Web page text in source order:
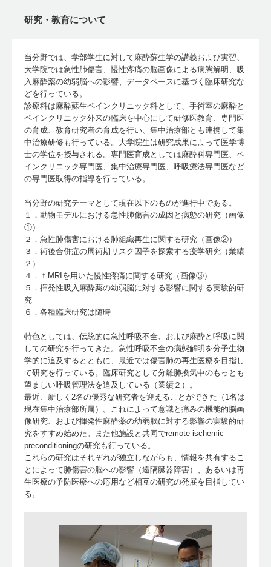
研究・教育について
当分野では、学部学生に対して麻酔蘇生学の講義および実習、
大学院では急性肺傷害、慢性疼痛の脳画像による病態解明、吸
入麻酔薬の幼弱脳への影響、データベースに基づく臨床研究な
どを行っている。
診療科は麻酔蘇生ペインクリニック科として、手術室の麻酔と
ペインクリニック外来の臨床を中心にして研修医教育、専門医
の育成、教育研究者の育成を行い、集中治療部とも連携して集
中治療研修も行っている。大学院生は研究成果によって医学博
士の学位を授与される。専門医育成としては麻酔科専門医、ペ
インクリニック専門医、集中治療専門医、呼吸療法専門医など
の専門医取得の指導を行っている。
当分野の研究テーマとして現在以下のものが進行中である。
１．動物モデルにおける急性肺傷害の成因と病態の研究（画像
①）
２．急性肺傷害における肺組織再生に関する研究（画像②）
３．術後合併症の周術期リスク因子を探索する疫学研究（業績
２）
４．ｆMRIを用いた慢性疼痛に関する研究（画像③）
５．揮発性吸入麻酔薬の幼弱脳に対する影響に関する実験的研
究
６．各種臨床研究は随時
特色としては、伝統的に急性呼吸不全、および麻酔と呼吸に関
しての研究を行ってきた。急性呼吸不全の病態解明を分子生物
学的に追及するとともに、最近では傷害肺の再生医療を目指し
て研究を行っている。臨床研究として分離肺換気中のもっとも
望ましい呼吸管理法を追及している（業績２）。
最近、新しく2名の優秀な研究者を迎えることができた（1名は
現在集中治療部所属）。これによって意識と痛みの機能的脳画
像研究、および揮発性麻酔薬の幼弱脳に対する影響の実験的研
究をすすめ始めた。また他施設と共同でremote ischemic
preconditioningの研究も行っている。
これらの研究はそれぞれが独立しながらも、情報を共有するこ
とによって肺傷害の脳への影響（遠隔臓器障害）、あるいは再
生医療の予防医療への応用など相互の研究の発展を目指してい
る。